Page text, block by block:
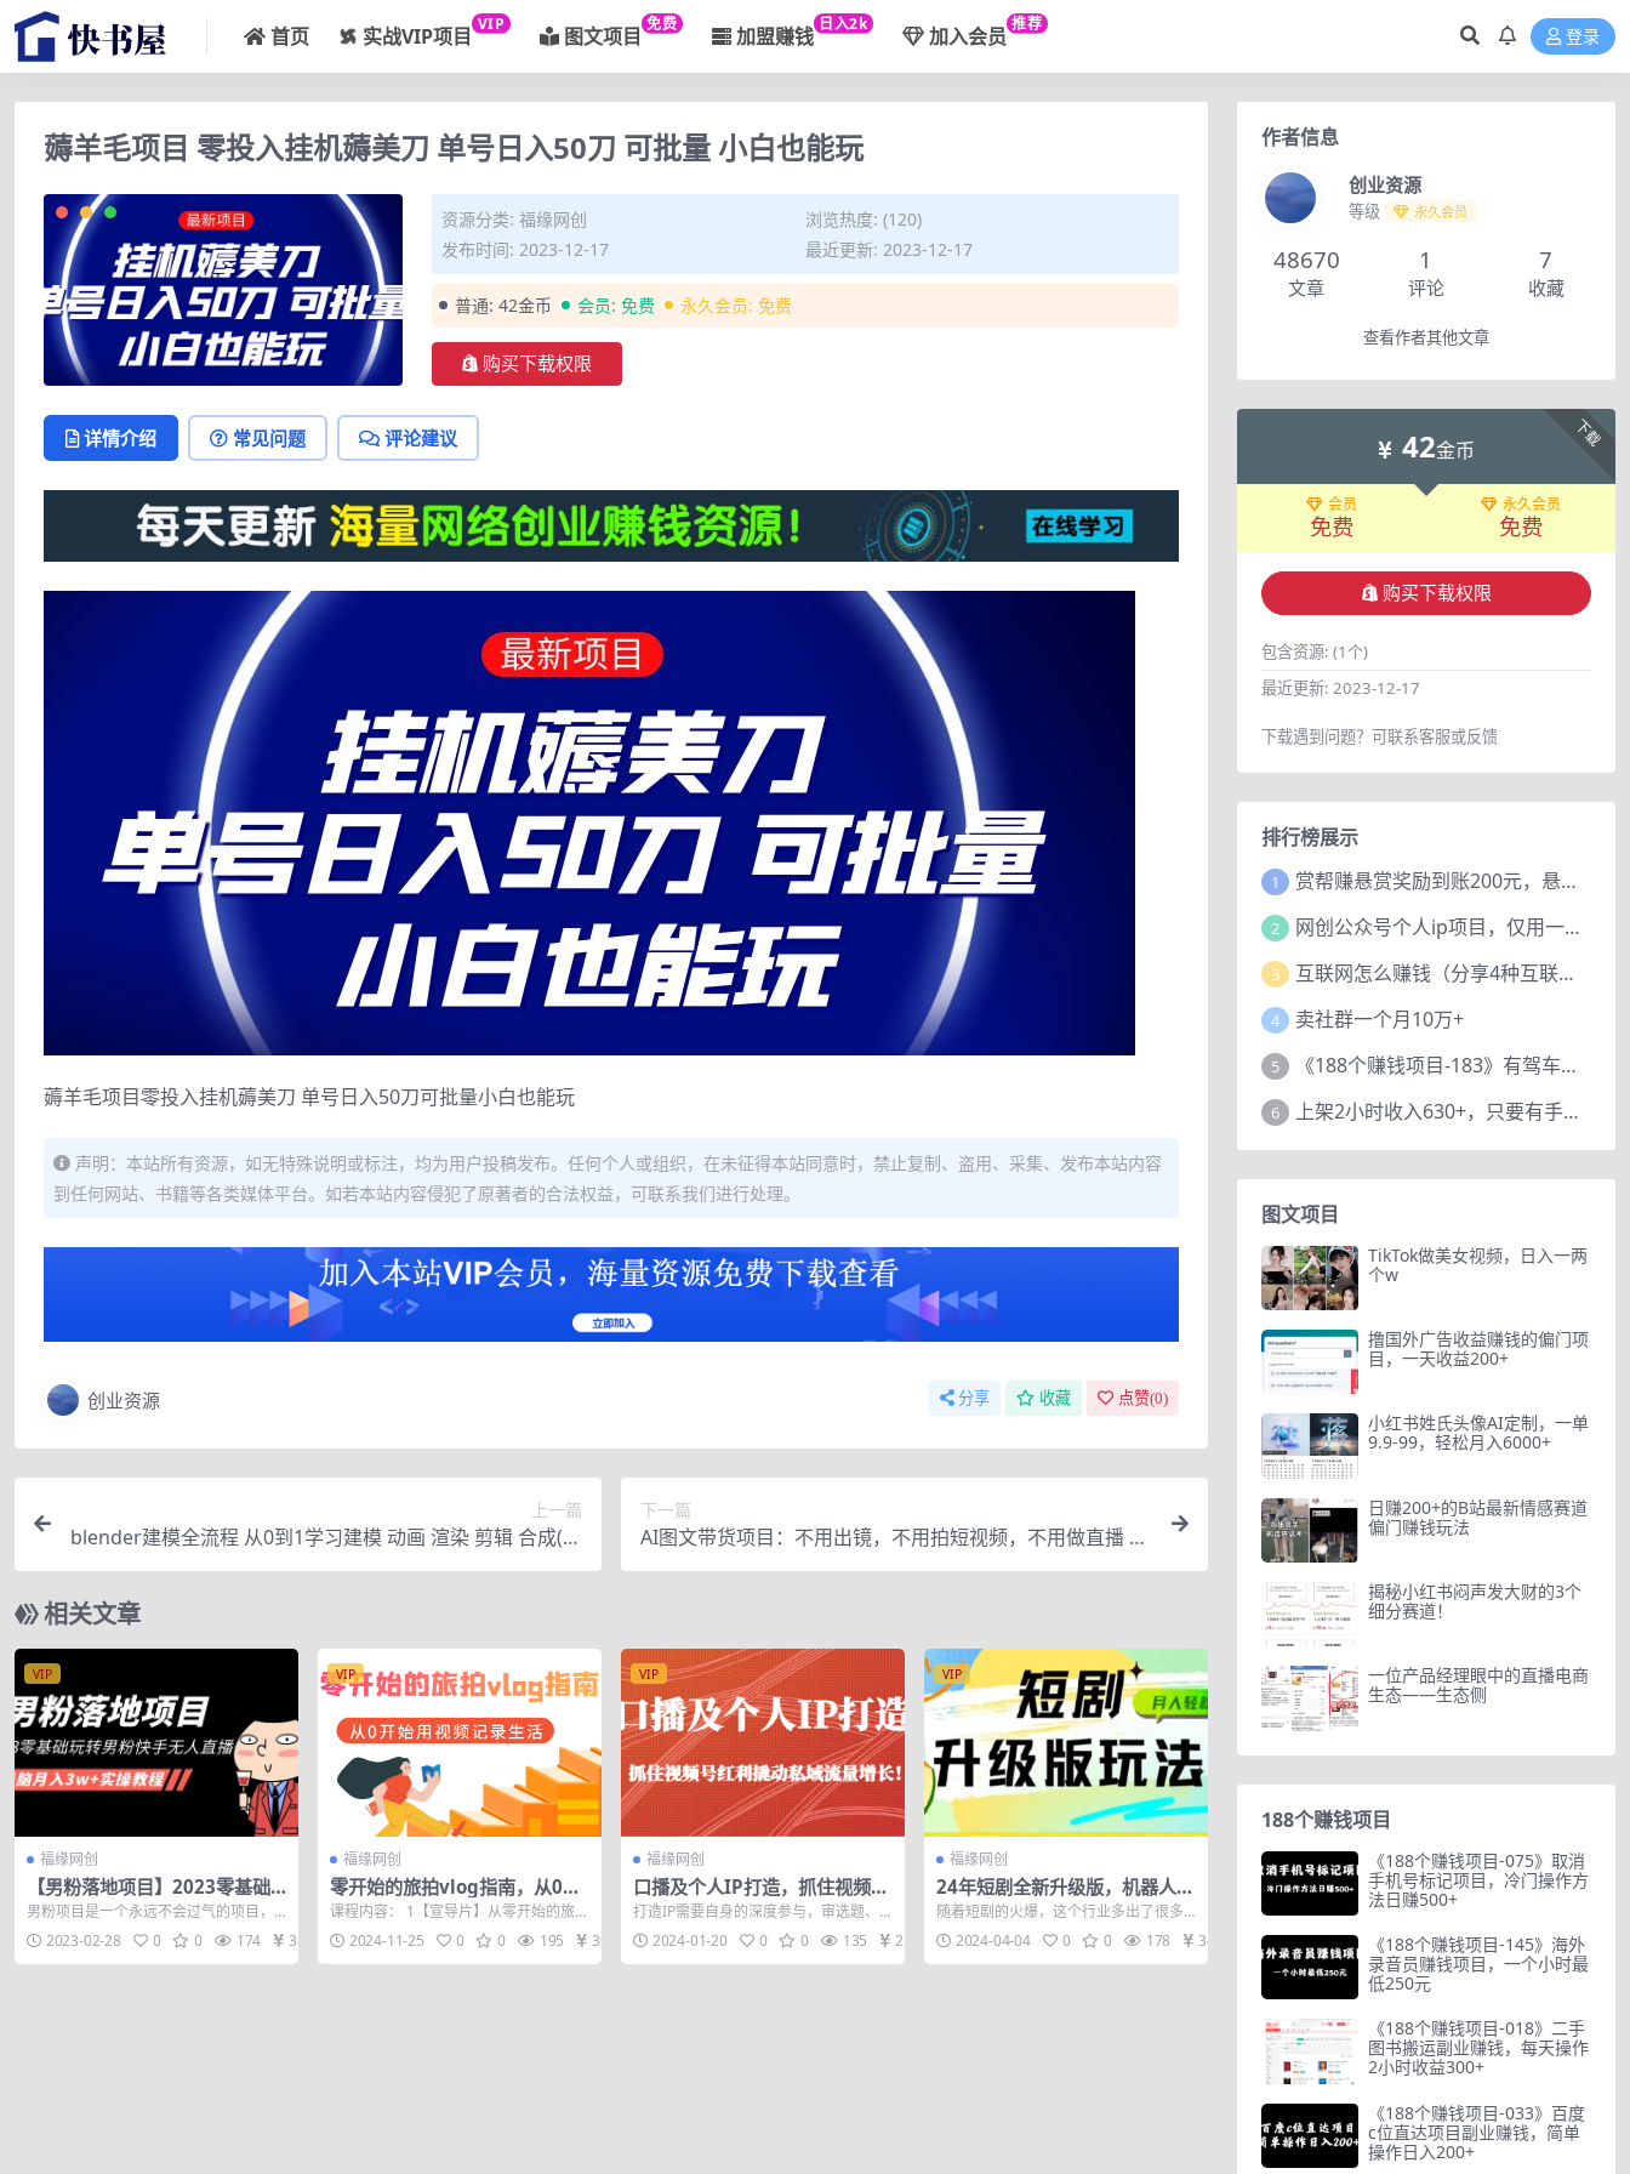
首页 实战VIP项目 VIP 图文项目 免费 加盟赚钱 日入2k 加入会员 推荐
登录
薅羊毛项目 零投入挂机薅美刀 单号日入50刀 可批量 小白也能玩
资源分类: 福缘网创
浏览热度: (120)
发布时间: 2023-12-17
最近更新: 2023-12-17
普通: 42金币 会员: 免费 永久会员: 免费
购买下载权限
详情介绍 常见问题 评论建议
薅羊毛项目零投入挂机薅美刀 单号日入50刀可批量小白也能玩
声明：本站所有资源，如无特殊说明或标注，均为用户投稿发布。任何个人或组织，在未征得本站同意时，禁止复制、盗用、采集、发布本站内容
到任何网站、书籍等各类媒体平台。如若本站内容侵犯了原著者的合法权益，可联系我们进行处理。
创业资源 分享 收藏 点赞(0)
上一篇
blender建模全流程 从0到1学习建模 动画 渲染 剪辑 合成(软
件＋实操＋素材)
下一篇
AI图文带货项目：不用出镜，不用拍短视频，不用做直播 就
能出单，赚取佣金
相关文章
VIP
福缘网创
【男粉落地项目】2023零基础
玩转男粉快手无人直播，无脑月
入3w+实操教程
男粉项目是一个永远不会过气的项目，
因为十个男的九个色，还有一个特别
色。只要有需求...
2023-02-28 0 0 174 38
VIP
福缘网创
零开始的旅拍vlog指南，从0开
始用视频记录生活
课程内容： 1【宣导片】从零开始的旅拍
vog指南.mp4 2 01:vog制作的...
2024-11-25 0 0 195 39
VIP
福缘网创
口播及个人IP打造，抓住视频号
红利撬动私域流量增长！（45节
课）
打造IP需要自身的深度参与，审选题、
审文案、审成片都是非常重要的环节。
把团队打磨...
2024-01-20 0 0 135 25
VIP
福缘网创
24年短剧全新升级版，机器人自
动发短剧，一单9.9，一个群轻
松变现4900+
随着短剧的火爆，这个行业多出了很多
的创作者和消费者，随着剧情解锁的费
用慢慢累积，...
2024-04-04 0 0 178 34
作者信息
创业资源
等级 永久会员
48670
文章
1
评论
7
收藏
查看作者其他文章
下载
42金币
会员
免费
永久会员
免费
购买下载权限
包含资源: (1个)
最近更新: 2023-12-17
下载遇到问题？可联系客服或反馈
排行榜展示
1 赏帮赚悬赏奖励到账200元，悬赏任务多劳多得，人人可做。
2 网创公众号个人ip项目，仅用一篇文章做到全网引流！
3 互联网怎么赚钱（分享4种互联网赚钱模式）
4 卖社群一个月10万+
5 《188个赚钱项目-183》有驾车评项目，动动小手，复制粘贴赚44元！
6 上架2小时收入630+，只要有手就能做的AI搞钱项目，奶奶看完都能学会!
图文项目
TikTok做美女视频，日入一两
个w
撸国外广告收益赚钱的偏门项
目，一天收益200+
小红书姓氏头像AI定制，一单
9.9-99，轻松月入6000+
日赚200+的B站最新情感赛道
偏门赚钱玩法
揭秘小红书闷声发大财的3个
细分赛道！
一位产品经理眼中的直播电商
生态——生态侧
188个赚钱项目
《188个赚钱项目-075》取消
手机号标记项目，冷门操作方
法日赚500+
《188个赚钱项目-145》海外
录音员赚钱项目，一个小时最
低250元
《188个赚钱项目-018》二手
图书搬运副业赚钱，每天操作
2小时收益300+
《188个赚钱项目-033》百度
c位直达项目副业赚钱，简单
操作日入200+